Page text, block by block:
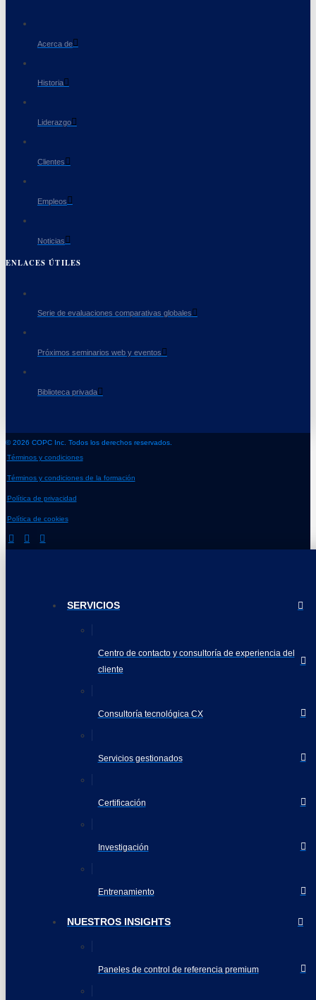
Acerca de
Historia
Liderazgo
Clientes
Empleos
Noticias
ENLACES ÚTILES
Serie de evaluaciones comparativas globales
Próximos seminarios web y eventos
Biblioteca privada
© 2026 COPC Inc. Todos los derechos reservados.
Términos y condiciones
Términos y condiciones de la formación
Política de privacidad
Política de cookies
SERVICIOS
Centro de contacto y consultoría de experiencia del
cliente
Consultoría tecnológica CX
Servicios gestionados
Certificación
Investigación
Entrenamiento
NUESTROS INSIGHTS
Paneles de control de referencia premium